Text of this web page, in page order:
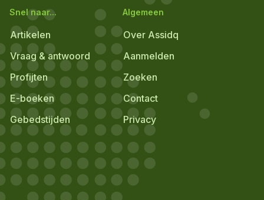
Snel naar...
Artikelen
Vraag & antwoord
Profijten
E-boeken
Gebedstijden
Algemeen
Over Assidq
Aanmelden
Zoeken
Contact
Privacy